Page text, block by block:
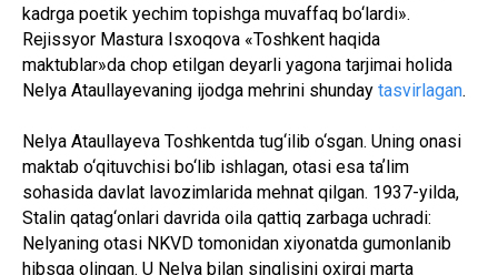
kadrga poetik yechim topishga muvaffaq bo‘lardi».
Rejissyor Mastura Isxoqova «Toshkent haqida
maktublar»da chop etilgan deyarli yagona tarjimai holida
Nelya Ataullayevaning ijodga mehrini shunday tasvirlagan.
Nelya Ataullayeva Toshkentda tug‘ilib o‘sgan. Uning onasi
maktab o‘qituvchisi bo‘lib ishlagan, otasi esa taʼlim
sohasida davlat lavozimlarida mehnat qilgan. 1937-yilda,
Stalin qatag‘onlari davrida oila qattiq zarbaga uchradi:
Nelyaning otasi NKVD tomonidan xiyonatda gumonlanib
hibsga olingan. U Nelya bilan singlisini oxirgi marta